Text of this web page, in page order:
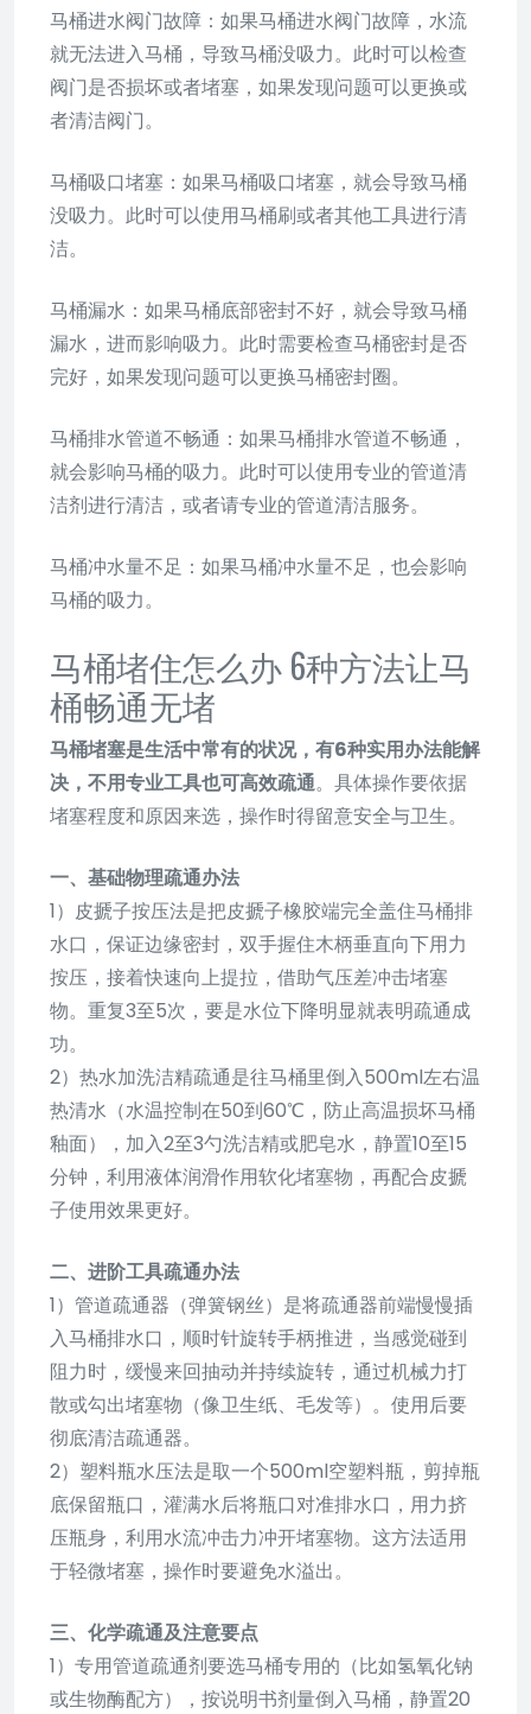
马桶进水阀门故障：如果马桶进水阀门故障，水流
就无法进入马桶，导致马桶没吸力。此时可以检查
阀门是否损坏或者堵塞，如果发现问题可以更换或
者清洁阀门。
马桶吸口堵塞：如果马桶吸口堵塞，就会导致马桶
没吸力。此时可以使用马桶刷或者其他工具进行清
洁。
马桶漏水：如果马桶底部密封不好，就会导致马桶
漏水，进而影响吸力。此时需要检查马桶密封是否
完好，如果发现问题可以更换马桶密封圈。
马桶排水管道不畅通：如果马桶排水管道不畅通，
就会影响马桶的吸力。此时可以使用专业的管道清
洁剂进行清洁，或者请专业的管道清洁服务。
马桶冲水量不足：如果马桶冲水量不足，也会影响
马桶的吸力。
马桶堵住怎么办 6种方法让马
桶畅通无堵
马桶堵塞是生活中常有的状况，有6种实用办法能解
决，不用专业工具也可高效疏通。具体操作要依据
堵塞程度和原因来选，操作时得留意安全与卫生。
一、基础物理疏通办法
1）皮搋子按压法是把皮搋子橡胶端完全盖住马桶排
水口，保证边缘密封，双手握住木柄垂直向下用力
按压，接着快速向上提拉，借助气压差冲击堵塞
物。重复3至5次，要是水位下降明显就表明疏通成
功。
2）热水加洗洁精疏通是往马桶里倒入500ml左右温
热清水（水温控制在50到60℃，防止高温损坏马桶
釉面），加入2至3勺洗洁精或肥皂水，静置10至15
分钟，利用液体润滑作用软化堵塞物，再配合皮搋
子使用效果更好。
二、进阶工具疏通办法
1）管道疏通器（弹簧钢丝）是将疏通器前端慢慢插
入马桶排水口，顺时针旋转手柄推进，当感觉碰到
阻力时，缓慢来回抽动并持续旋转，通过机械力打
散或勾出堵塞物（像卫生纸、毛发等）。使用后要
彻底清洁疏通器。
2）塑料瓶水压法是取一个500ml空塑料瓶，剪掉瓶
底保留瓶口，灌满水后将瓶口对准排水口，用力挤
压瓶身，利用水流冲击力冲开堵塞物。这方法适用
于轻微堵塞，操作时要避免水溢出。
三、化学疏通及注意要点
1）专用管道疏通剂要选马桶专用的（比如氢氧化钠
或生物酶配方），按说明书剂量倒入马桶，静置20